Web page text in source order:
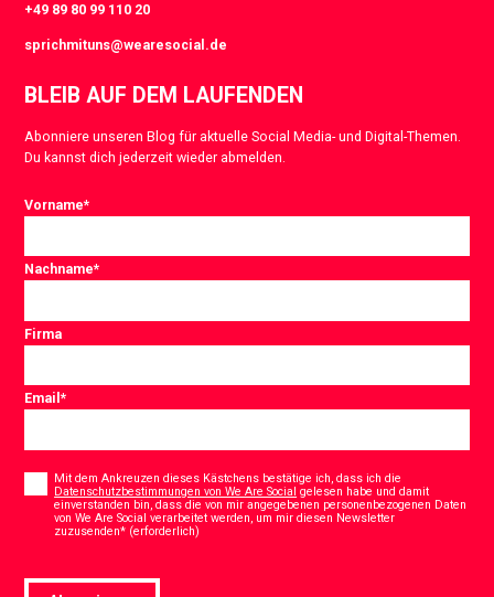
+49 89 80 99 110 20
sprichmituns@wearesocial.de
BLEIB AUF DEM LAUFENDEN
Abonniere unseren Blog für aktuelle Social Media- und Digital-Themen.
Du kannst dich jederzeit wieder abmelden.
Vorname*
Nachname*
Firma
Email*
Consent
Mit dem Ankreuzen dieses Kästchens bestätige ich, dass ich die
Datenschutzbestimmungen von We Are Social gelesen habe und damit
einverstanden bin, dass die von mir angegebenen personenbezogenen Daten
von We Are Social verarbeitet werden, um mir diesen Newsletter
zuzusenden* (erforderlich)